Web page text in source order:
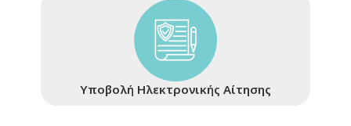
Υποβολή Ηλεκτρονικής Αίτησης